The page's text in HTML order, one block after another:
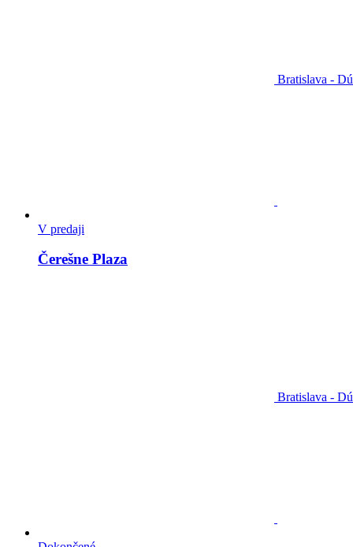
Bratislava -
V predaji
Čerešne Plaza
Bratislava -